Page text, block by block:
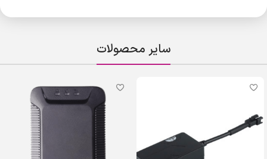
سایر محصولات